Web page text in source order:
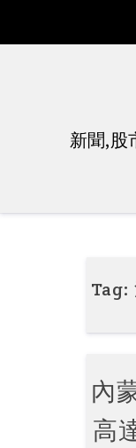
新聞,股
Tag:
內
高